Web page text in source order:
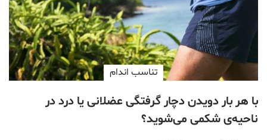
تناسب اندام
با هر بار دویدن دچار گرفتگی عضلانی یا درد در
ناحیه‌ی شکمی می‌شوید؟